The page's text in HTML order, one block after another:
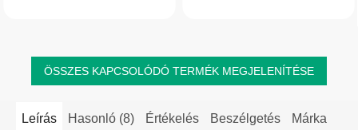
ÖSSZES KAPCSOLÓDÓ TERMÉK MEGJELENÍTÉSE
Leírás Hasonló (8) Értékelés Beszélgetés Márka